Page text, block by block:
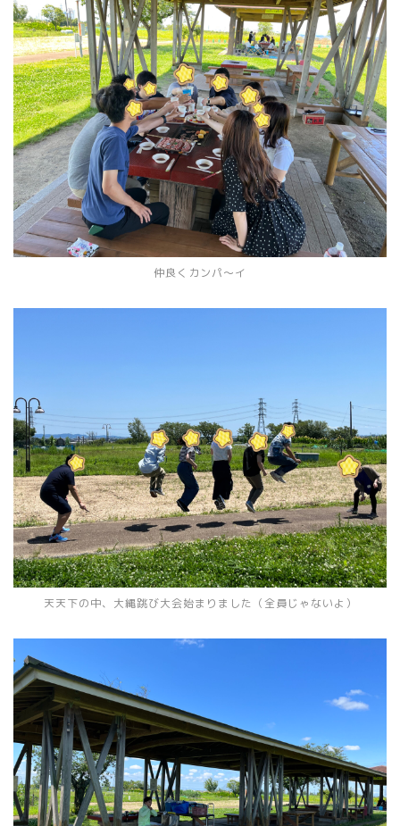
仲良くカンパ〜イ
天天下の中、大縄跳び大会始まりました（全員じゃないよ）